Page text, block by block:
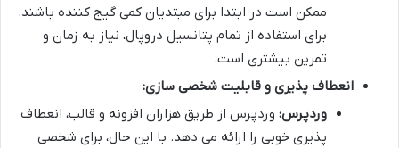
ممکن است در ابتدا برای مبتدیان کمی گیج کننده باشند.
برای استفاده از تمام پتانسیل دروپال، نیاز به زمان و
تمرین بیشتری است.
انعطاف پذیری و قابلیت شخصی سازی:
وردپرس: وردپرس از طریق هزاران افزونه و قالب، انعطاف
پذیری خوبی را ارائه می دهد. با این حال، برای شخصی